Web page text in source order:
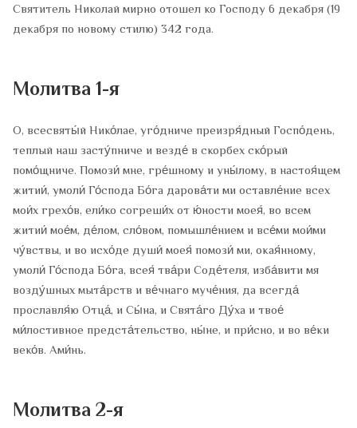
Святитель Николай мирно отошел ко Господу 6 декабря (19
декабря по новому стилю) 342 года.
Молитва 1-я
О, всесвяты́й Нико́лае, уго́дниче преизря́дный Госпо́день,
теплый наш засту́пниче и везде́ в скорбех ско́рый
помо́щниче. Помози́ мне, гре́шному и уны́лому, в настоя́щем
житии́, умоли́ Го́спода Бо́га дарова́ти ми оставле́ние всех
мои́х грехо́в, ели́ко согреши́х от ю́ности моея́, во всем
житии́ мое́м, де́лом, сло́вом, помышле́нием и все́ми мои́ми
чу́вствы, и во исхо́де души́ моея́ помози́ ми, окая́нному,
умоли́ Го́спода Бо́га, всея́ тва́ри Соде́теля, изба́вити мя
возду́шных мыта́рств и ве́чнаго муче́ния, да всегда́
прославля́ю Отца́, и Сы́на, и Свята́го Ду́ха и твое́
ми́лостивное предста́тельство, ны́не, и при́сно, и во ве́ки
веко́в. Ами́нь.
Молитва 2-я